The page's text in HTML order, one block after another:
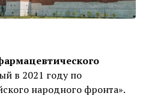
в 2021 году по
народного фронта».